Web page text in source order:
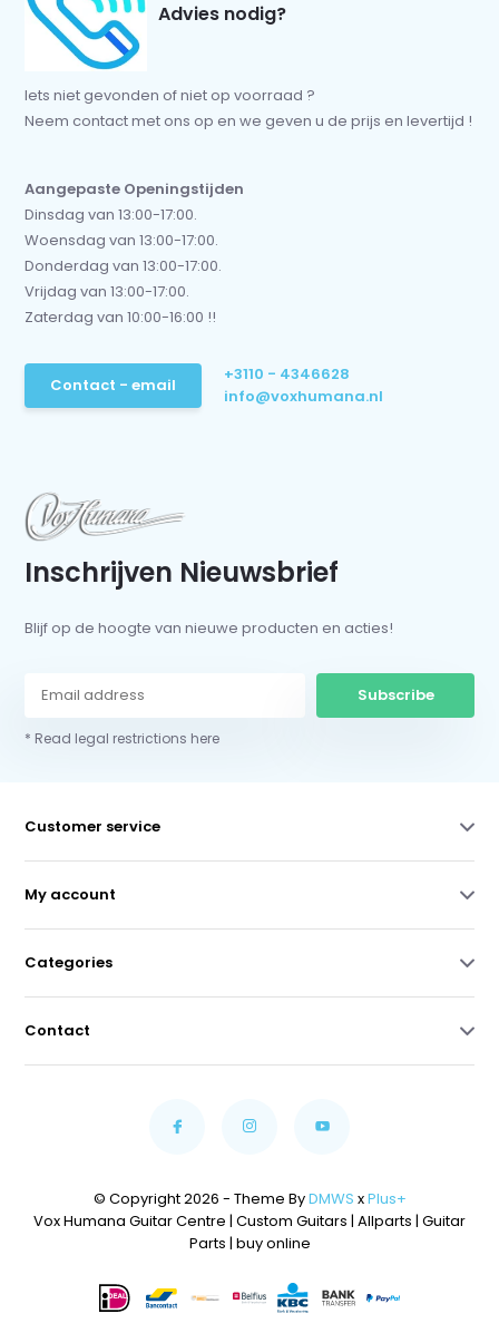
Advies nodig?
Iets niet gevonden of niet op voorraad ?
Neem contact met ons op en we geven u de prijs en levertijd !
Aangepaste Openingstijden
Dinsdag van 13:00-17:00.
Woensdag van 13:00-17:00.
Donderdag van 13:00-17:00.
Vrijdag van 13:00-17:00.
Zaterdag van 10:00-16:00 !!
Contact - email
+3110 - 4346628
info@voxhumana.nl
Inschrijven Nieuwsbrief
Blijf op de hoogte van nieuwe producten en acties!
Subscribe
* Read legal restrictions here
Customer service
My account
Categories
Contact
© Copyright 2026 - Theme ByDMWS xPlus+
Vox Humana Guitar Centre | Custom Guitars | Allparts | Guitar
Parts | buy online